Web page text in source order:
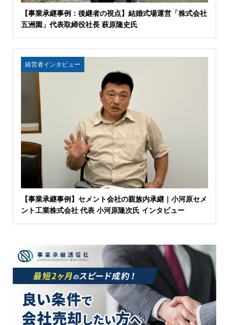
【事業承継事例：後継者の視点】結婚式場運営「株式会社
五洲園」代表取締役社長 萩原隆史氏
経営者インタビュー
【事業承継事例】セメント会社の親族内承継｜小河原セメ
ント工業株式会社 代表 小河原隆次氏 インタビュー